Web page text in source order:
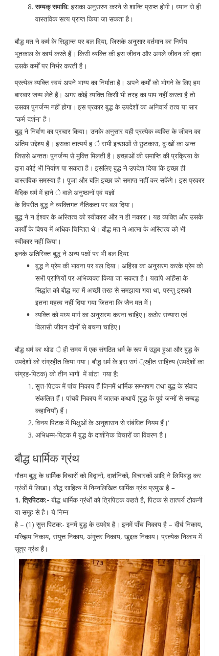
सम्यक् समाधि: इसका अनुसरण करने से शान्ति प्राप्त होगी। ध्यान से ही
वास्तविक सत्य प्राप्त किया जा सकता है।
बौद्ध मत ने कर्म के सिद्धान्त पर बल दिया, जिसके अनुसार वर्तमान का निर्णय
भूतकाल के कार्य करते हैं। किसी व्यक्ति की इस जीवन और अगले जीवन की दशा
उसके कर्मों पर निर्भर करती है।
प्रत्येक व्यक्ति स्वयं अपने भाग्य का निर्माता है। अपने कर्मों को भोगने के लिए हम
बारबार जन्म लेते हैं। अगर कोई व्यक्ति किसी भी तरह का पाप नहीं करता है तो
उसका पुनर्जन्म नहीं होगा। इस प्रकार बुद्ध के उपदेशों का अनिवार्य तत्व या सार
‘‘कर्म-दर्शन’’ है।
बुद्ध ने निर्वाण का प्रचार किया। उनके अनुसार यही प्रत्येक व्यक्ति के जीवन का
अंतिम उद्देश्य है। इसका तात्पर्य ह ै सभी इच्छाओं से छुटकारा, दुःखों का अन्त
जिससे अन्ततः पुनर्जन्म से मुक्ति मिलती है। इच्छाओं की समाप्ति की प्रक्रिया के
द्वारा कोई भी निर्वाण पा सकता है। इसलिए बुद्ध ने उपदेश दिया कि इच्छा ही
वास्तविक समस्या है। पूजा और बलि इच्छा को समाप्त नहीं कर सकेंगे। इस प्रकार
वैदिक धर्म में हाने े वाले अनुष्ठानों एवं यज्ञों
के विपरीत बुद्ध ने व्यक्तिगत नैतिकता पर बल दिया।
बुद्ध ने न ईश्वर के अस्तित्व को स्वीकारा और न ही नकारा। यह व्यक्ति और उसके
कार्यों के विषय में अधिक चिन्तित थे। बौद्ध मत ने आत्मा के अस्तित्व को भी
स्वीकार नहीं किया।
इनके अतिरिक्त बुद्ध ने अन्य पक्षों पर भी बल दिया:
बुद्ध ने प्रेम की भावना पर बल दिया। अहिंसा का अनुसरण करके प्रेम को
सभी प्राणियों पर अभिव्यक्त किया जा सकता है। यद्यपि अहिंसा के
सिद्धांत को बौद्ध मत में अच्छी तरह से समझाया गया था, परन्तु इसको
इतना महत्व नहीं दिया गया जितना कि जैन मत में।
व्यक्ति को मध्य मार्ग का अनुसरण करना चाहिए। कठोर संन्यास एवं
विलासी जीवन दोनों से बचना चाहिए।
बौद्ध धर्म का थोड े़ ही समय में एक संगठित धर्म के रूप में उद्भव हुआ और बुद्ध के
उपदेशों को संग्रहीत किया गया। बौद्ध धर्म के इस सगं ्रहीत साहित्य (उपदेशों का
संग्रह-पिटक) को तीन भागों में बांटा गया है:
सुत्त-पिटक में पांच निकाय हैं जिनमें धार्मिक सम्भाषण तथा बुद्ध के संवाद
संकलित हैं। पांचवें निकाय में जातक कथायें (बुद्ध के पूर्व जन्मों से सम्बद्ध
कहानियाँ) हैं।
विनय पिटक में भिक्षुओं के अनुशासन से संबंधित नियम हैं।’
अभिधम्म-पिटक में बुद्ध के दार्शनिक विचारों का विवरण है।
बौद्ध धार्मिक ग्रंथ
गौतम बुद्ध के धार्मिक विचारों को विद्वानों, दार्शनिकों, विचारकों आदि ने लिपिबद्ध कर
ग्रंथों में लिखा। बौद्ध साहित्य में निम्नलिखित धार्मिक ग्रंथ प्रमुख है –
1. त्रिपिटक:- बौद्ध धार्मिक ग्रंथों को त्रिपिटक कहते है, पिटक से तात्पर्य टोकनी
या समूह से है। ये निम्न
है – (1) सुत्त पिटक:- इनमें बुद्ध के उपदेष है। इनमें पाँच निकाय है – दीर्घ निकाय,
मज्झिम निकाय, संयुत्त निकाय, अंगुत्तर निकाय, खुद्दक निकाय। प्रत्येक निकाय में
सूत्र ग्रंथ हैं।